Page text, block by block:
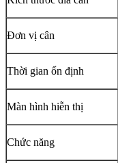
Đơn vị cân
Thời gian ổn định
Màn hình hiễn thị
Chức năng